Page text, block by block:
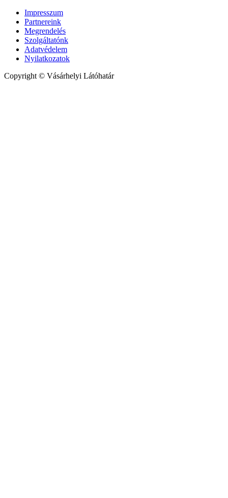
Impresszum
Partnereink
Megrendelés
Szolgáltatónk
Adatvédelem
Nyilatkozatok
Copyright © Vásárhelyi Látóhatár